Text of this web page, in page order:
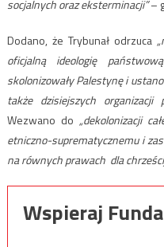
socjalnych oraz eksterminacji”–
Dodano, że Trybunał odrzuca
oficjalną ideologię
skolonizowały Palestynę i
także dzisiejszych organizacji
Wezwano do „dekolonizacji
etniczno-suprematycznemu i
na równych prawach dla
Wspieraj